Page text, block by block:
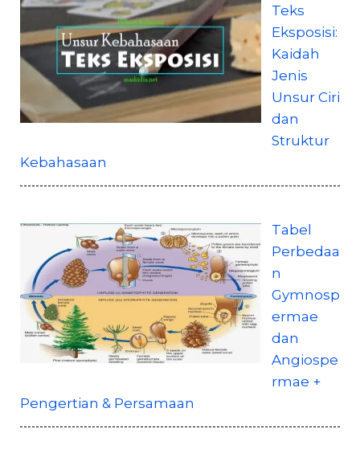
Teks
Eksposisi:
Kaidah
Jenis
Unsur Ciri
dan
Struktur
Kebahasaan
Tabel
Perbedaa
n
Gymnosp
ermae
dan
Angiospe
rmae +
Pengertian & Persamaan